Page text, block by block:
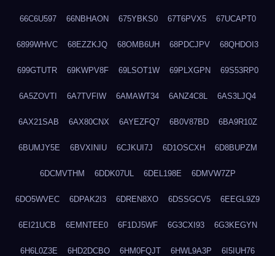
66C6U597 66NBHAON 675YBKS0 67T6PVX5 67UCAPT0
6899WHVC 68EZZKJQ 68OMB6UH 68PDCJPV 68QHDOI3
699GTUTR 69KWPV8F 69LSOT1W 69PLXGPN 69S53RP0
6A5ZOVTI 6A7TVFIW 6AMAWT34 6ANZ4C8L 6AS3LJQ4
6AX21SAB 6AX80CNX 6AYEZFQ7 6B0V87BD 6BA9R10Z
6BUMJY5E 6BVXINIU 6CJKUI7J 6D1OSCXH 6D8BUPZM
6DCMVTHM 6DDK07UL 6DEL198E 6DMVW7ZP
6DO5WVEC 6DPAK2I3 6DREN8XO 6DSSGCV5 6EEGL9Z9
6EI21UCB 6EMNTEE0 6F1DJ5WF 6G3CXI93 6G3KEGYN
6H6L0Z3E 6HD2DCBO 6HM0FQJT 6HWL9A3P 6I5IUH76